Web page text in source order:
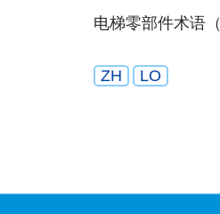
电梯零部件术语
ZH LO